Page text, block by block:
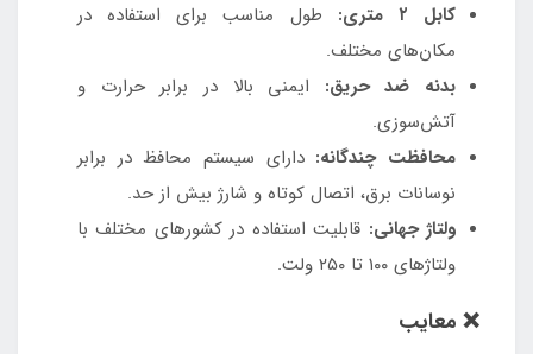
کابل ۲ متری:
طول مناسب برای استفاده در
مکان‌های مختلف.
بدنه ضد حریق: ایمنی بالا در برابر حرارت و
آتش‌سوزی.
محافظت چندگانه: دارای سیستم محافظ در برابر
نوسانات برق، اتصال کوتاه و شارژ بیش از حد.
ولتاژ جهانی: قابلیت استفاده در کشورهای مختلف با
ولتاژهای ۱۰۰ تا ۲۵۰ ولت.
❌ معایب